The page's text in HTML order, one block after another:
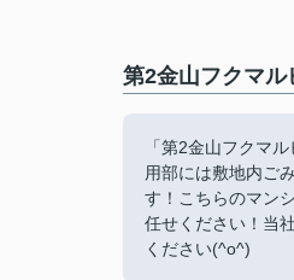
第2金山フクマ
「第2金山フクマ
用部には敷地内ご
す！こちらのマン
任せください！当
ください(^o^)